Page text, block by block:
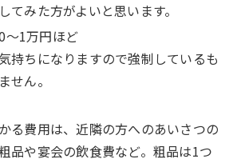
てみた方がよいと思います。
～1万円ほど
持ちになりますので強制しているも
せん。
る費用は、近隣の方へのあいさつの
品や宴会の飲食費など。粗品は1つ